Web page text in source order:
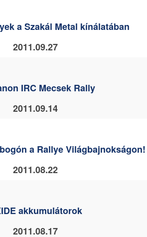
a Szakál Metal kínálatában
2011.09.27
IRC Mecsek Rally
2011.09.14
a Rallye Világbajnokságon!
2011.08.22
akkumulátorok
2011.08.17